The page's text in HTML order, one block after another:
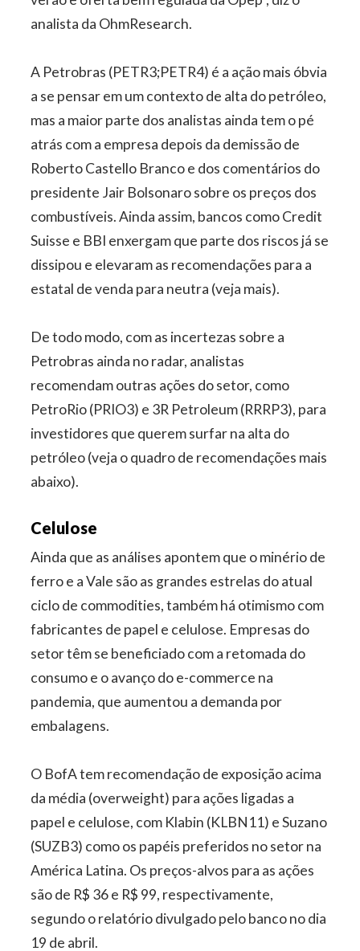
analista da OhmResearch.
A Petrobras (PETR3;PETR4) é a ação mais óbvia
a se pensar em um contexto de alta do petróleo,
mas a maior parte dos analistas ainda tem o pé
atrás com a empresa depois da demissão de
Roberto Castello Branco e dos comentários do
presidente Jair Bolsonaro sobre os preços dos
combustíveis. Ainda assim, bancos como Credit
Suisse e BBI enxergam que parte dos riscos já se
dissipou e elevaram as recomendações para a
estatal de venda para neutra (veja mais).
De todo modo, com as incertezas sobre a
Petrobras ainda no radar, analistas
recomendam outras ações do setor, como
PetroRio (PRIO3) e 3R Petroleum (RRRP3), para
investidores que querem surfar na alta do
petróleo (veja o quadro de recomendações mais
abaixo).
Celulose
Ainda que as análises apontem que o minério de
ferro e a Vale são as grandes estrelas do atual
ciclo de commodities, também há otimismo com
fabricantes de papel e celulose. Empresas do
setor têm se beneficiado com a retomada do
consumo e o avanço do e-commerce na
pandemia, que aumentou a demanda por
embalagens.
O BofA tem recomendação de exposição acima
da média (overweight) para ações ligadas a
papel e celulose, com Klabin (KLBN11) e Suzano
(SUZB3) como os papéis preferidos no setor na
América Latina. Os preços-alvos para as ações
são de R$ 36 e R$ 99, respectivamente,
segundo o relatório divulgado pelo banco no dia
19 de abril.